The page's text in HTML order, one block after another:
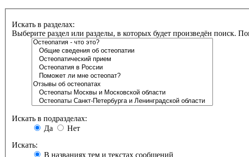
Искать в разделах:
Выберите раздел или разделы, в которых будет произведён поиск.
Искать в подразделах:
Да
Нет
Искать:
В названиях тем и текстах сообщений